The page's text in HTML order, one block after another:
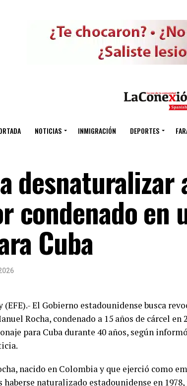
NOTICIAS INMIGRACIÓN DEPORTES
desnaturalizar
condenado en
Cuba
(EFE).- El Gobierno estadounidense busca
Rocha, condenado a 15 años de cárcel en
para Cuba durante 40 años, según
nacido en Colombia y que ejerció como
naturalizado estadounidense en